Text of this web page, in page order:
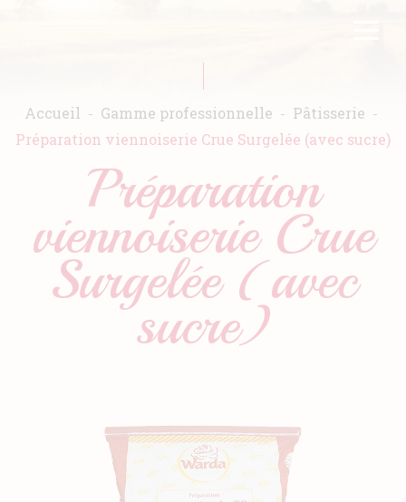
Accueil
Warda
Produits
Recettes
Actualités
Contact
Accueil Gamme professionnelle
Pâtisserie
Préparation viennoiserie Crue Surgelée (avec sucre)
Préparation
viennoiserie Crue
Surgelée (avec
sucre)